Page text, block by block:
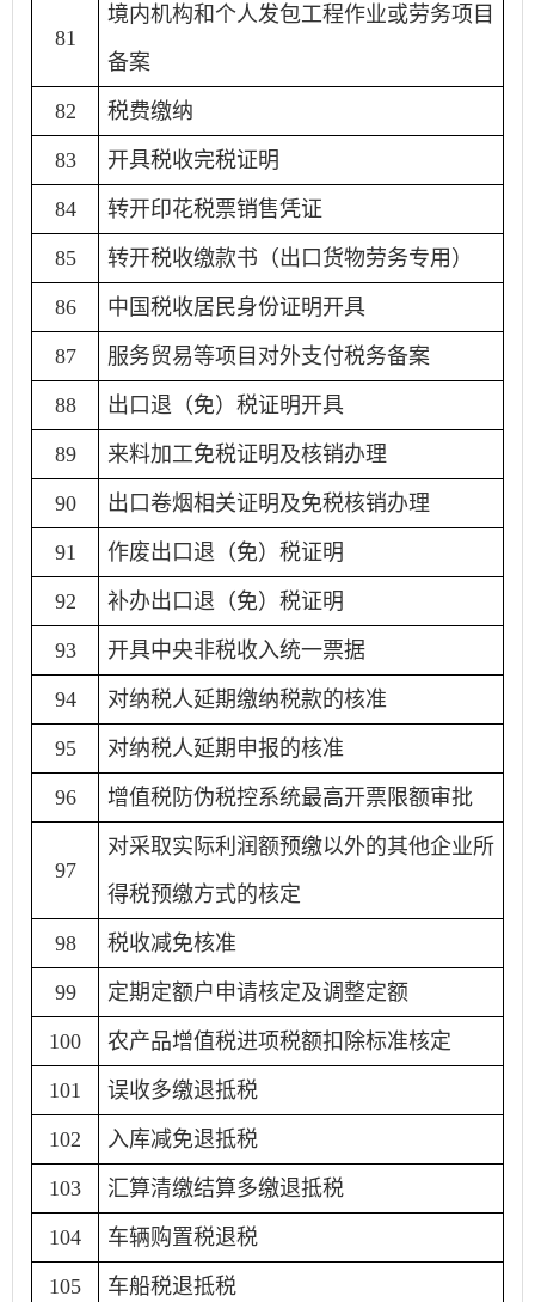
81
境内机构和个人发包工程作业或劳务项目
备案
82 税费缴纳
83 开具税收完税证明
84 转开印花税票销售凭证
85 转开税收缴款书（出口货物劳务专用）
86 中国税收居民身份证明开具
87 服务贸易等项目对外支付税务备案
88 出口退（免）税证明开具
89 来料加工免税证明及核销办理
90 出口卷烟相关证明及免税核销办理
91 作废出口退（免）税证明
92 补办出口退（免）税证明
93 开具中央非税收入统一票据
94 对纳税人延期缴纳税款的核准
95 对纳税人延期申报的核准
96 增值税防伪税控系统最高开票限额审批
97
对采取实际利润额预缴以外的其他企业所
得税预缴方式的核定
98 税收减免核准
99 定期定额户申请核定及调整定额
100 农产品增值税进项税额扣除标准核定
101 误收多缴退抵税
102 入库减免退抵税
103 汇算清缴结算多缴退抵税
104 车辆购置税退税
105 车船税退抵税